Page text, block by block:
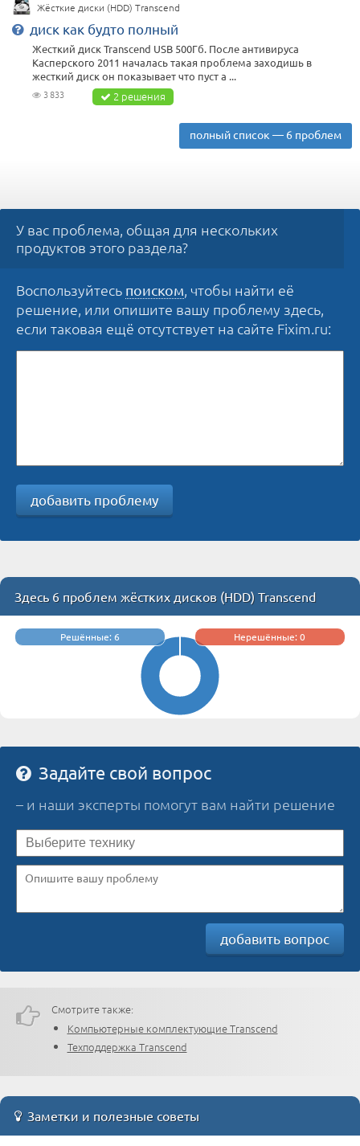
Жёсткие диски (HDD) Transcend
диск как будто полный
Жесткий диск Transcend USB 500Гб. После антивируса
Касперского 2011 началась такая проблема заходишь в
жесткий диск он показывает что пуст а ...
3 833 2 решения
полный список — 6 проблем
У вас проблема, общая для нескольких
продуктов этого раздела?
Воспользуйтесь поиском, чтобы найти её
решение, или опишите вашу проблему здесь,
если таковая ещё отсутствует на сайте Fixim.ru:
добавить проблему
Здесь 6 проблем жёстких дисков (HDD) Transcend
Решённые: 6 Нерешённые: 0
Задайте свой вопрос
– и наши эксперты помогут вам найти решение
добавить вопрос
Смотрите также:
Компьютерные комплектующие Transcend
Техподдержка Transcend
Заметки и полезные советы